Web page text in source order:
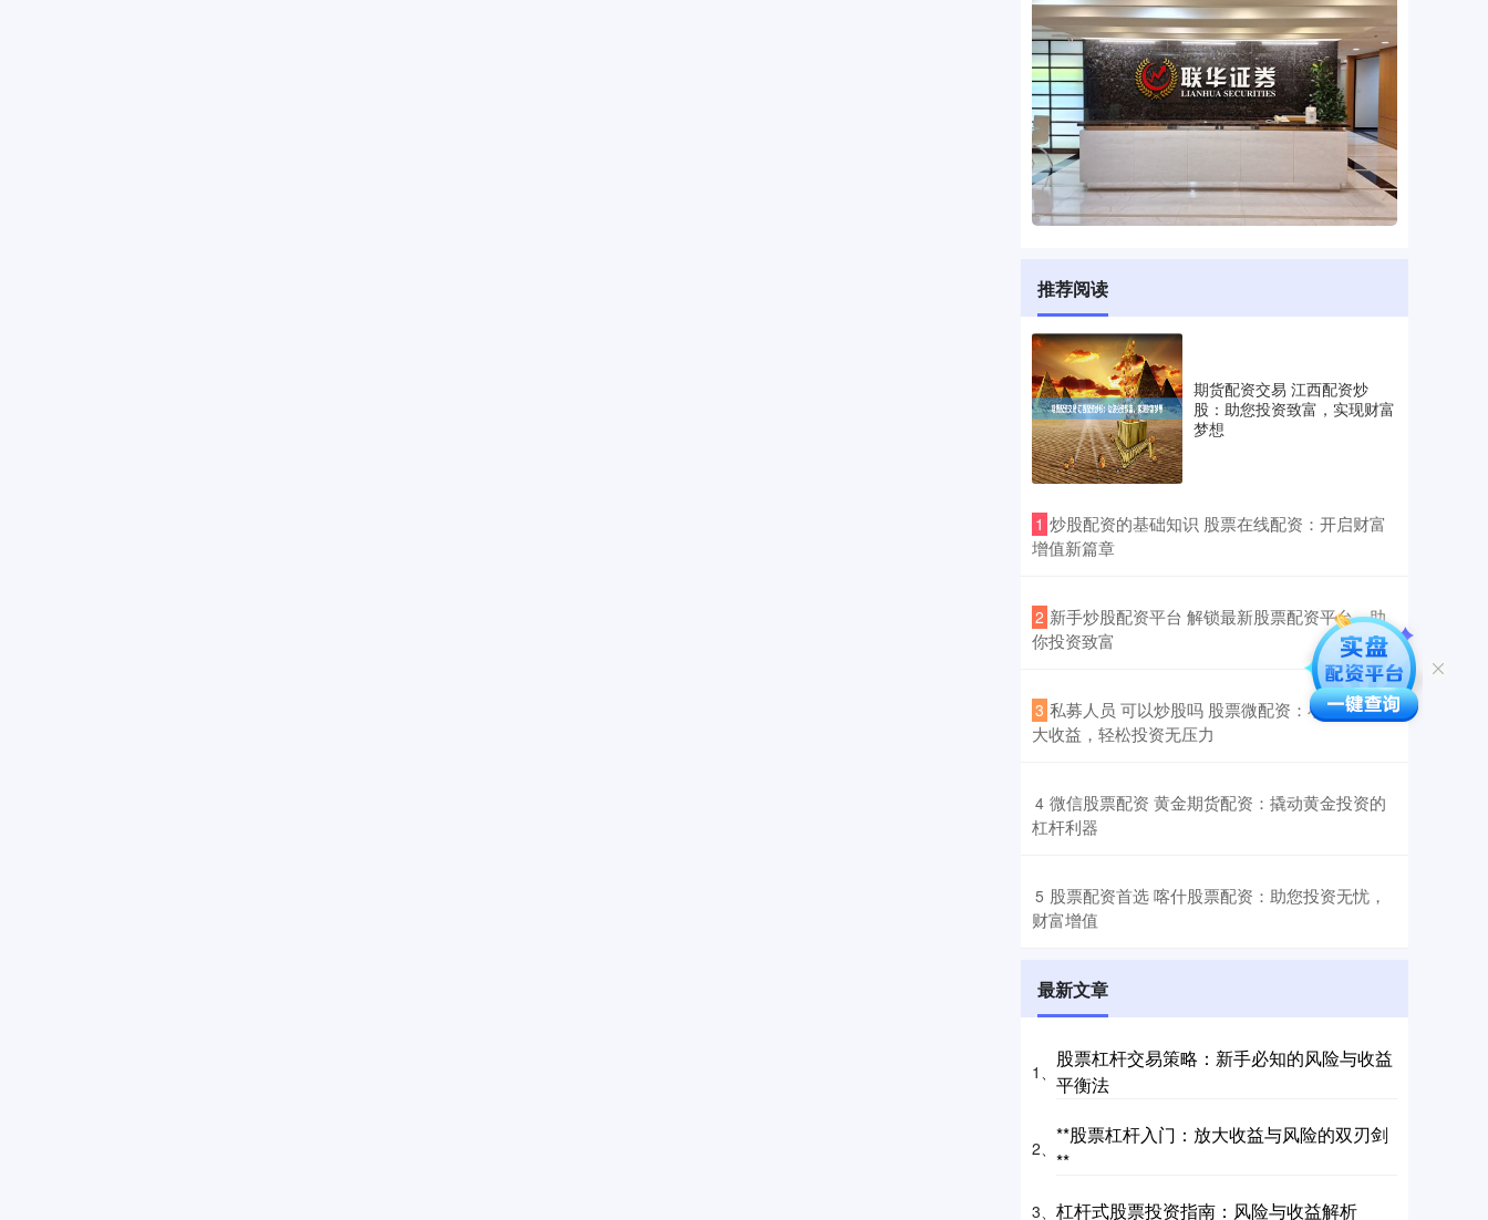
推荐阅读
期货配资交易 江西配资炒
股：助您投资致富，实现财富
梦想
1 ​炒股配资的基础知识 股票在线配资：开启财富
增值新篇章
2 ​新手炒股配资平台 解锁最新股票配资平台，助
你投资致富
3 ​私募人员 可以炒股吗 股票微配资：小资金撬动
大收益，轻松投资无压力
4 ​微信股票配资 黄金期货配资：撬动黄金投资的
杠杆利器
5 ​股票配资首选 喀什股票配资：助您投资无忧，
财富增值
最新文章
1、
股票杠杆交易策略：新手必知的风险与收益
平衡法
2、
**股票杠杆入门：放大收益与风险的双刃剑
**
3、 杠杆式股票投资指南：风险与收益解析